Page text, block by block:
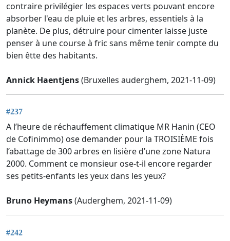
contraire privilégier les espaces verts pouvant encore
absorber l'eau de pluie et les arbres, essentiels à la
planète. De plus, détruire pour cimenter laisse juste
penser à une course à fric sans même tenir compte du
bien êtte des habitants.
Annick Haentjens(Bruxelles auderghem, 2021-11-09)
#237
A l’heure de réchauffement climatique MR Hanin (CEO
de Cofinimmo) ose demander pour la TROISIÈME fois
l’abattage de 300 arbres en lisière d’une zone Natura
2000. Comment ce monsieur ose-t-il encore regarder
ses petits-enfants les yeux dans les yeux?
Bruno Heymans(Auderghem, 2021-11-09)
#242